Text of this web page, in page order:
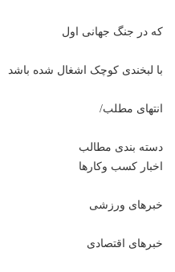
که در جنگ جهانی اول
با لبخندی کوچک اشغال شده باشد
انتهای مطلب/
دسته بندی مطالب
اخبار کسب وکارها
خبرهای ورزشی
خبرهای اقتصادی